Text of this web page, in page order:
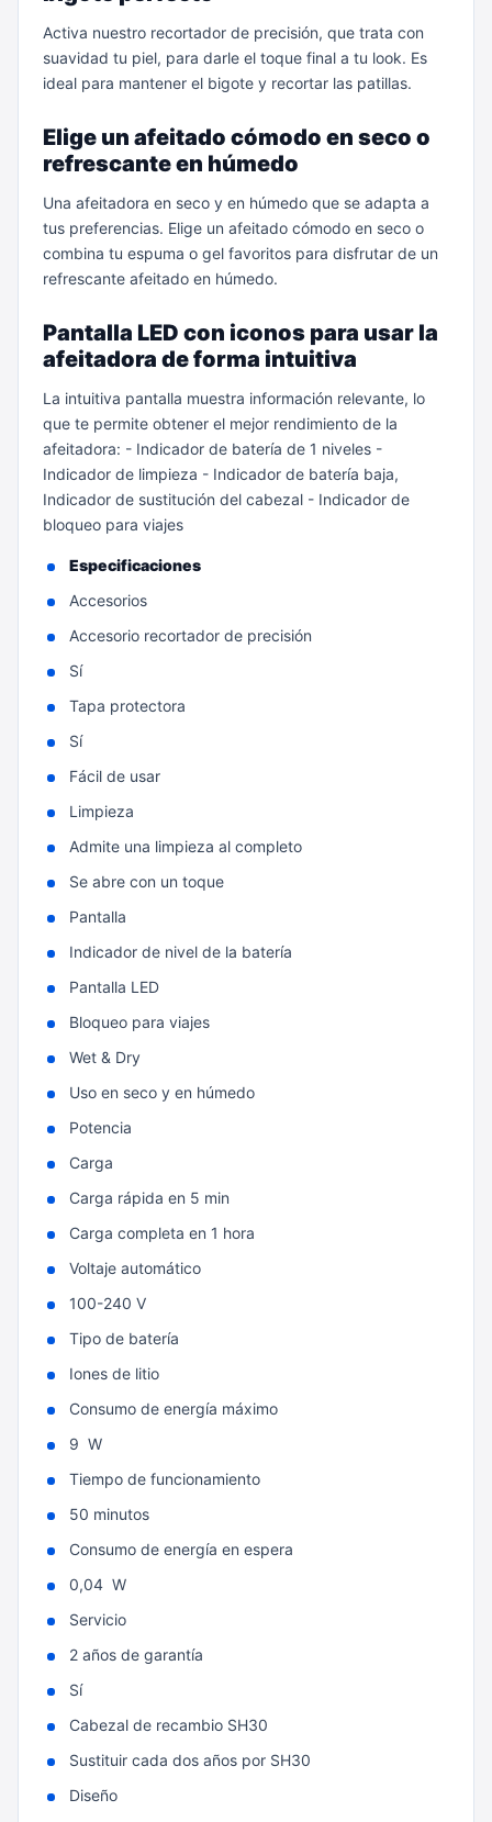
Activa nuestro recortador de precisión, que trata con
suavidad tu piel, para darle el toque final a tu look. Es
ideal para mantener el bigote y recortar las patillas.
Elige un afeitado cómodo en seco o
refrescante en húmedo
Una afeitadora en seco y en húmedo que se adapta a
tus preferencias. Elige un afeitado cómodo en seco o
combina tu espuma o gel favoritos para disfrutar de un
refrescante afeitado en húmedo.
Pantalla LED con iconos para usar la
afeitadora de forma intuitiva
La intuitiva pantalla muestra información relevante, lo
que te permite obtener el mejor rendimiento de la
afeitadora: - Indicador de batería de 1 niveles -
Indicador de limpieza - Indicador de batería baja,
Indicador de sustitución del cabezal - Indicador de
bloqueo para viajes
Especificaciones
Accesorios
Accesorio recortador de precisión
Sí
Tapa protectora
Sí
Fácil de usar
Limpieza
Admite una limpieza al completo
Se abre con un toque
Pantalla
Indicador de nivel de la batería
Pantalla LED
Bloqueo para viajes
Wet & Dry
Uso en seco y en húmedo
Potencia
Carga
Carga rápida en 5 min
Carga completa en 1 hora
Voltaje automático
100-240 V
Tipo de batería
Iones de litio
Consumo de energía máximo
9 W
Tiempo de funcionamiento
50 minutos
Consumo de energía en espera
0,04 W
Servicio
2 años de garantía
Sí
Cabezal de recambio SH30
Sustituir cada dos años por SH30
Diseño